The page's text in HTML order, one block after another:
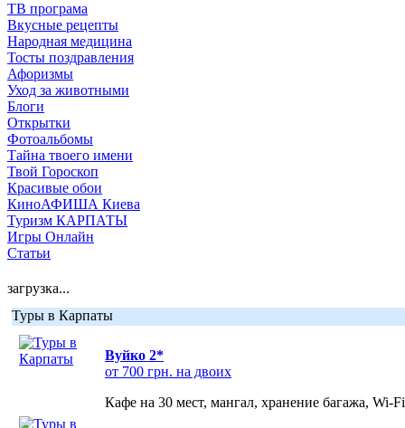
ТВ програма
Вкусные рецепты
Народная медицина
Тосты поздравления
Афоризмы
Уход за животными
Блоги
Открытки
Фотоальбомы
Тайна твоего имени
Твой Гороскоп
Красивые обои
КиноАФИША Киева
Туризм КАРПАТЫ
Игры Онлайн
Статьи
загрузка...
Туры в Карпаты
Вуйко 2*
от 700 грн. на двоих
Кафе на 30 мест, мангал, хранение багажа, Wi-